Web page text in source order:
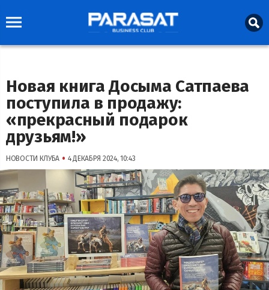
Новая книга Досыма Сатпаева
поступила в продажу:
«прекрасный подарок
друзьям!»
НОВОСТИ КЛУБА • 4 ДЕКАБРЯ 2024, 10:43